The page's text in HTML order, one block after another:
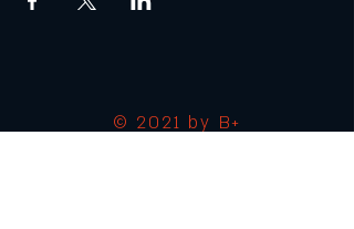
© 2021 by B+